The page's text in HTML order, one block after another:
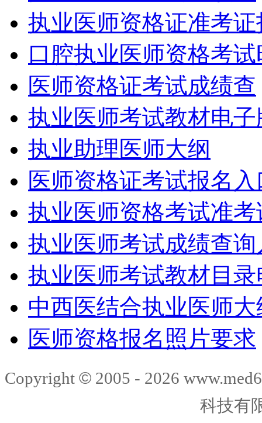
执业医师资格证准考
口腔执业医师资格考
医师资格证考试成绩查
执业医师考试教材电
执业助理医师大纲
医师资格证考试报名入
执业医师资格考试准
执业医师考试成绩查询
执业医师考试教材目
中西医结合执业医师大
医师资格报名照片要求
Copyright © 2005 - 2026
科技有